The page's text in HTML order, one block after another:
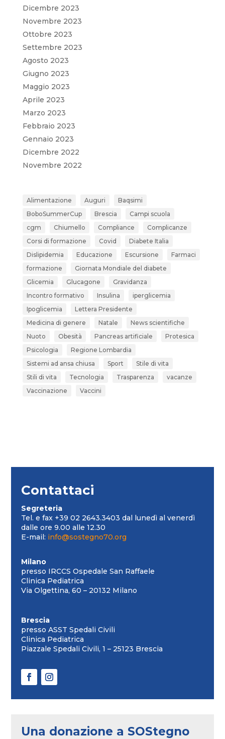
Dicembre 2023
Novembre 2023
Ottobre 2023
Settembre 2023
Agosto 2023
Giugno 2023
Maggio 2023
Aprile 2023
Marzo 2023
Febbraio 2023
Gennaio 2023
Dicembre 2022
Novembre 2022
Alimentazione Auguri
Baqsimi
BoboSummerCup
Brescia
Campi scuola
cgm
Chiumello Compliance
Complicanze
Corsi di formazione
Covid
Diabete Italia
Dislipidemia
Educazione Escursione
Farmaci
formazione
Giornata Mondiale del diabete
Glicemia
Glucagone
Gravidanza
Incontro formativo
Insulina
iperglicemia
Ipoglicemia
Lettera Presidente
Medicina di genere
Natale
News scientifiche
Nuoto
Obesità Pancreas artificiale
Protesica
Psicologia
Regione Lombardia
Sistemi ad ansa chiusa
Sport
Stile di vita
Stili di vita
Tecnologia Trasparenza
vacanze
Vaccinazione
Vaccini
Contattaci
Segreteria
Tel. e fax +39 02 2643.3403 dal lunedì al venerdì
dalle ore 9.00 alle 12.30
E-mail: info@sostegno70.org
Milano
presso IRCCS Ospedale San Raffaele
Clinica Pediatrica
Via Olgettina, 60 – 20132 Milano
Brescia
presso ASST Spedali Civili
Clinica Pediatrica
Piazzale Spedali Civili, 1 – 25123 Brescia
Una donazione a SOStegno